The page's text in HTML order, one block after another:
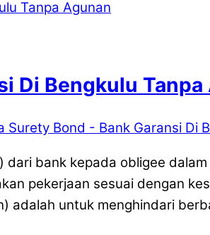
Di Bengkulu Tanpa
Surety Bond - Bank Garansi Di
bank kepada obligee
pekerjaan sesuai dengan
adalah untuk menghindari